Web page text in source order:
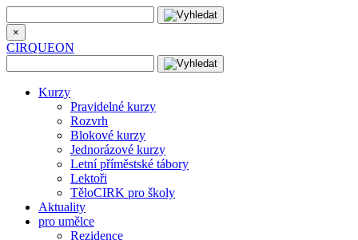
×
CIRQUEON
Kurzy
Pravidelné kurzy
Rozvrh
Blokové kurzy
Jednorázové kurzy
Letní příměstské tábory
Lektoři
TěloCIRK pro školy
Aktuality
pro umělce
Rezidence